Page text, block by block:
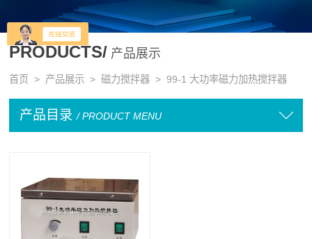
PRODUCTS/ 产品展示
首页 > 产品展示 >磁力搅拌器 >99-1 大功率磁力加热搅拌器
产品目录 / PRODUCT MENU